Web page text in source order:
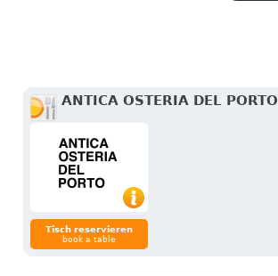
ANTICA OSTERIA DEL PORTO
Tisch reservieren
book a table